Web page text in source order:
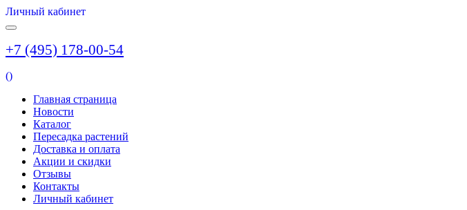
Личный кабинет
+7 (495) 178-00-54
()
Главная страница
Новости
Каталог
Пересадка растений
Доставка и оплата
Акции и скидки
Отзывы
Контакты
Личный кабинет